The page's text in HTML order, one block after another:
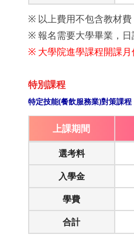
※ 以上費用不包含教材費
※ 報名需要大學畢業，日
※ 大學院進學課程開課月
特別課程
特定技能(餐飲服務業)對策課程
上課期間
選考料
入學金
學費
合計